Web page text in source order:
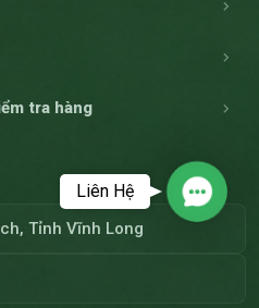
tra hàng
Tỉnh Vĩnh Long
Liên Hệ